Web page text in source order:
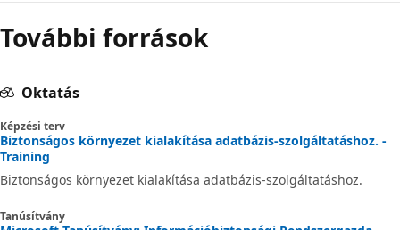
További források
Oktatás
Képzési terv
Biztonságos környezet kialakítása adatbázis-szolgáltatáshoz. -
Training
Biztonságos környezet kialakítása adatbázis-szolgáltatáshoz.
Tanúsítvány